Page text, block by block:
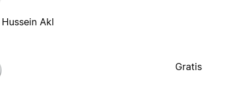
Hussein Akl
Gratis